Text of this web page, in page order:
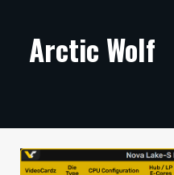
ARTIKKELIT
TECHBBS
TIETOA
Arctic Wolf